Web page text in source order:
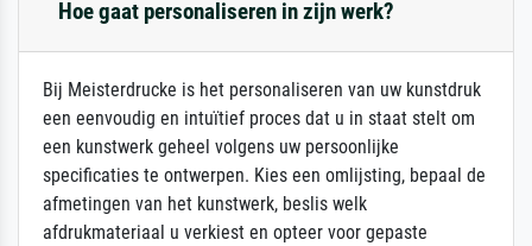
Hoe gaat personaliseren in zijn werk?
Bij Meisterdrucke is het personaliseren van uw kunstdruk
een eenvoudig en intuïtief proces dat u in staat stelt om
een kunstwerk geheel volgens uw persoonlijke
specificaties te ontwerpen. Kies een omlijsting, bepaal de
afmetingen van het kunstwerk, beslis welk
afdrukmateriaal u verkiest en opteer voor gepaste